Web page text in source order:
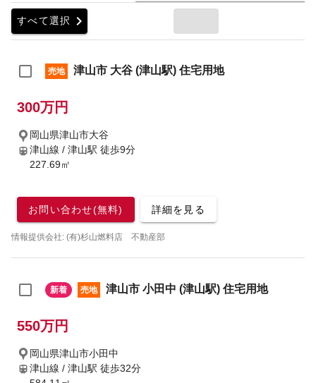
すべて選択 chevron_right
売地 津山市 大谷 (津山駅) 住宅用地
300万円
岡山県津山市大谷
津山線 / 津山駅 徒歩9分
227.69㎡
お問い合わせ(無料) 詳細を見る
情報提供会社: (有)杉山燃料店 不動産部
新着 売地 津山市 小田中 (津山駅) 住宅用地
550万円
岡山県津山市小田中
津山線 / 津山駅 徒歩32分